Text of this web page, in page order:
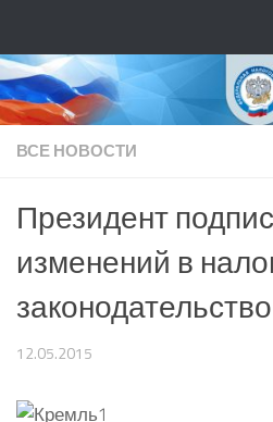
ВСЕ НОВОСТИ
Президент
изменений в
законодательство
12.05.2015